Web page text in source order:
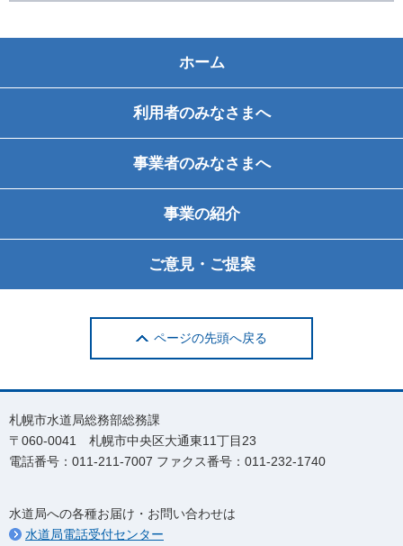
ホーム
利用者のみなさまへ
事業者のみなさまへ
事業の紹介
ご意見・ご提案
ページの先頭へ戻る
札幌市水道局総務部総務課
〒060-0041 札幌市中央区大通東11丁目23
電話番号：011-211-7007 ファクス番号：011-232-1740
水道局への各種お届け・お問い合わせは
水道局電話受付センター